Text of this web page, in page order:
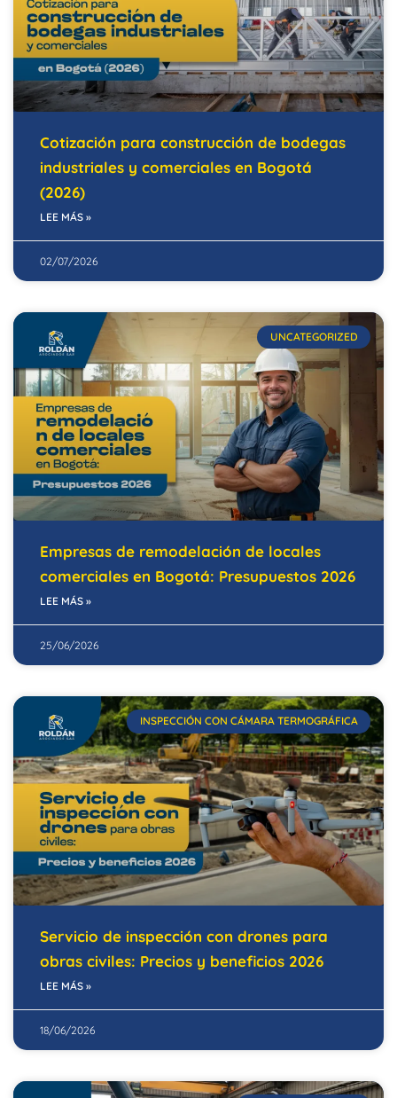
Cotización para construcción de bodegas
industriales y comerciales en Bogotá
(2026)
LEE MÁS »
02/07/2026
UNCATEGORIZED
Empresas de remodelación de locales
comerciales en Bogotá: Presupuestos 2026
LEE MÁS »
25/06/2026
INSPECCIÓN CON CÁMARA TERMOGRÁFICA
Servicio de inspección con drones para
obras civiles: Precios y beneficios 2026
LEE MÁS »
18/06/2026